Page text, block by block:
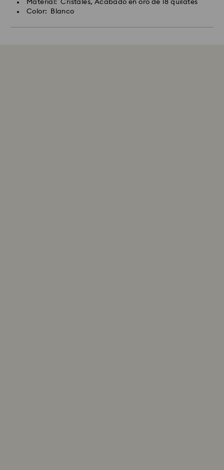
Material: Cristales, Acabado en oro de 18 quilates
Color: Blanco